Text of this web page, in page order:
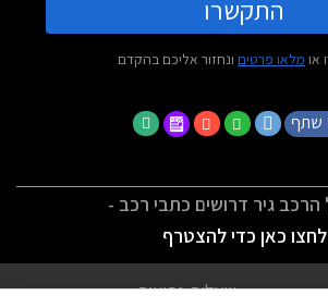
התקשרו
או מלאו פרטים ונחזור אליכם בהקדם
שתף
הרכב גיר דרושים כתבי רכב -
לחצו כאן כדי להצטרף